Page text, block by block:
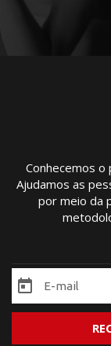
Conhecemos
Ajudamos as
por meio da